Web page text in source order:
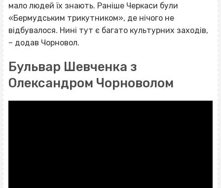
мало людей їх знають. Раніше Черкаси були
«Бермудським трикутником», де нічого не
відбувалося. Нині тут є багато культурних заходів,
– додав Чорновол.
Бульвар Шевченка з
Олександром Чорноволом